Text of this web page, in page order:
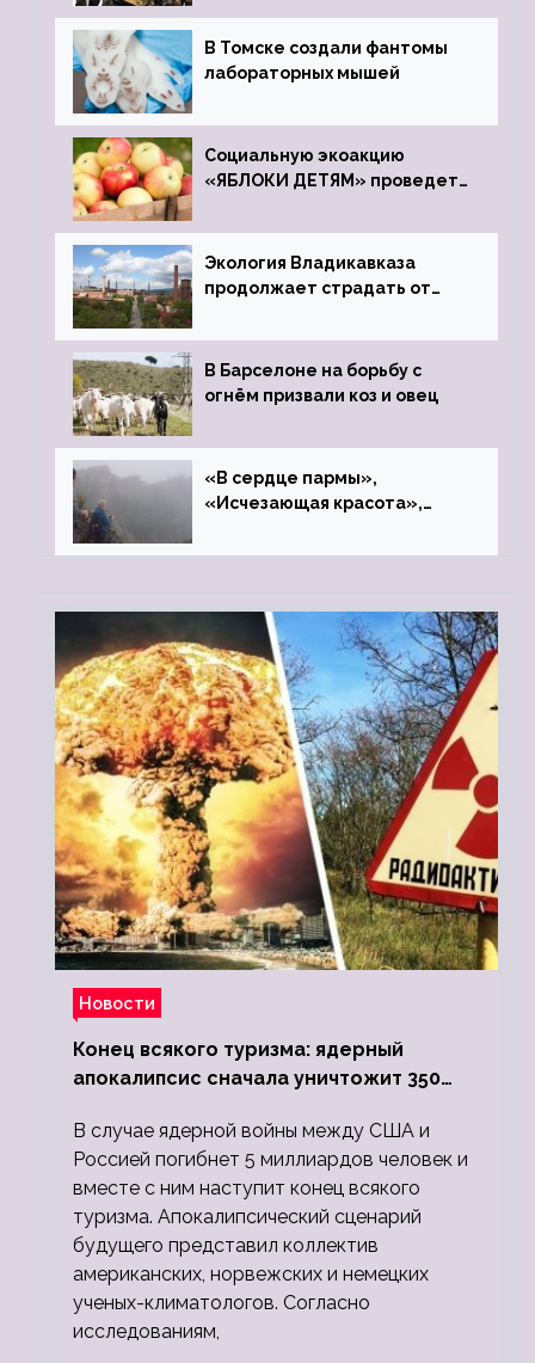
В Томске создали фантомы
лабораторных мышей
Социальную экоакцию
«ЯБЛОКИ ДЕТЯМ» проведет
Экология Владикавказа
продолжает страдать от
В Барселоне на борьбу с
огнём призвали коз и овец
«В сердце пармы»,
«Исчезающая красота»,
Новости
Конец всякого туризма: ядерный
апокалипсис сначала уничтожит 350
людей
В случае ядерной войны между США и
Россией погибнет 5 миллиардов человек и
вместе с ним наступит конец всякого
туризма. Апокалипсический сценарий
будущего представил коллектив
американских, норвежских и немецких
ученых-климатологов. Согласно
исследованиям,